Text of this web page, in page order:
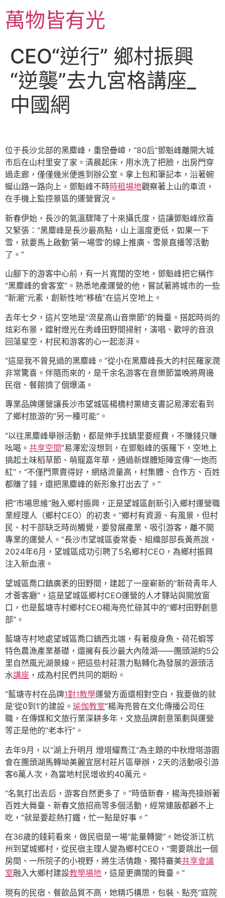
主萬物皆有光
CEO“逆行” 鄉村振興
“逆襲”去九宮格講座_
中國網
位于長沙北部的黑麋峰，重巒疊嶂，“80后”鄧魁峰離開大城
市后在山村里安了家。清晨起床，用水洗了把臉，出房門穿
過走廊，僅僅幾米便進到辦公室。拿上包和筆記本，沿著蜿
蜒山路一路向上，鄧魁峰不時時租場地觀察著上山的車流，
在手機上監控景區的運營實況。
新春伊始，長沙的氣溫驟降了十來攝氏度，這讓鄧魁峰欣喜
又緊張：“黑麋峰是長沙最高點，山上溫度更低，如果一下
雪，就要馬上啟動‘第一場雪’的線上推廣、雪景直播等活動
了。”
山腳下的游客中心前，有一片寬闊的空地，鄧魁峰把它稱作
“黑麋峰的會客室”。熟悉地產運營的他，嘗試著將城市的一些
“新潮”元素，創新性地“移植”在這片空地上。
去年七夕，這片空地是“流星高山音樂節”的舞臺。搭起時尚的
炫彩布景，鐳射燈光在秀峰田野間掃射，演唱、歡呼的音浪
回蕩星空，村民和游客的心一起澎湃。
“這是我不曾見過的黑麋峰。”從小在黑麋峰長大的村民羅家潤
非常驚喜。伴隨而來的，是千余名游客在音樂節當晚將周邊
民宿、餐館擠了個爆滿。
專業品牌運營讓長沙市望城區楊橋村黨總支書記易澤宏看到
了鄉村旅游的“另一種可能”。
“以往黑麋峰舉辦活動，都是伸手找鎮里要經費，不賺錢只賺
吆喝。 共享空間”易澤宏沒想到，在鄧魁峰的張羅下，空地上
搞起土味稻草節、萌寵嘉年華，通過新媒體矩陣宣傳“一炮而
紅”，“不僅門票賣得好，網絡流量高，村集體、合作方、百姓
都賺了錢，還把黑麋峰的新形象打出去了。”
把“市場思維”融入鄉村振興，正是望城區創新引入鄉村運營職
業經理人（鄉村CEO）的初衷。“鄉村有資源、有風景，但村
民、村干部缺乏時尚觸覺，要發展產業、吸引游客，離不開
專業的運營人。”長沙市望城區委常委、組織部部長黃燕說，
2024年6月，望城區成功引聘了5名鄉村CEO，為鄉村振興
注入新血液。
望城區喬口鎮廣袤的田野間，建起了一座嶄新的“新荷青年人
才薈客廳”，這是望城區鄉村CEO運營的人才驛站與開放窗
口，也是藍塘寺村鄉村CEO楊海亮忙碌其中的“鄉村田野創意
部”。
藍塘寺村地處望城區喬口鎮西北端，有著瘦身魚、荷花蝦等
特色農漁產業基礎，還擁有長沙最大內陸湖——團頭湖約5公
里自然風光湖景線。把這些村莊潛力點轉化為發展的源頭活
水講座 ，成為村民們共同的期盼。
“藍塘寺村在品牌1對1教學運營方面還相對空白，我要做的就
是‘從0到1’的建設。 瑜伽教室”楊海亮曾在文化傳播公司任
職，在傳媒和文旅行業深耕多年，文旅品牌創意策劃與運營
等正是他的“老本行”。
去年9月，以“湖上升明月 燈塔耀喬江”為主題的中秋燈塔游園
會在團頭湖馬轉坳美麗宜居村莊片區舉辦，2天的活動吸引游
客6萬人次，為當地村民增收約40萬元。
“名氣打出去后，游客自然更多了。”時值新春，楊海亮操辦著
百姓大舞臺、新春文旅招商等多個活動，經常連飯都顧不上
吃，“就是要趁熱打鐵，忙一點是好事。”
在36歲的錢莉看來，做民宿是一場“能量轉變”。她從浙江杭
州到望城鄉村，從民宿主理人變為鄉村CEO，“需要跳出一個
房間、一所院子的小視野，將生活情趣、獨特審美共享會議
室融入大鄉村建設教學場地 ，這是更廣闊的舞臺。”
現有的民宿、餐飲品質不高，她精巧構思，包裝、點亮“庭院